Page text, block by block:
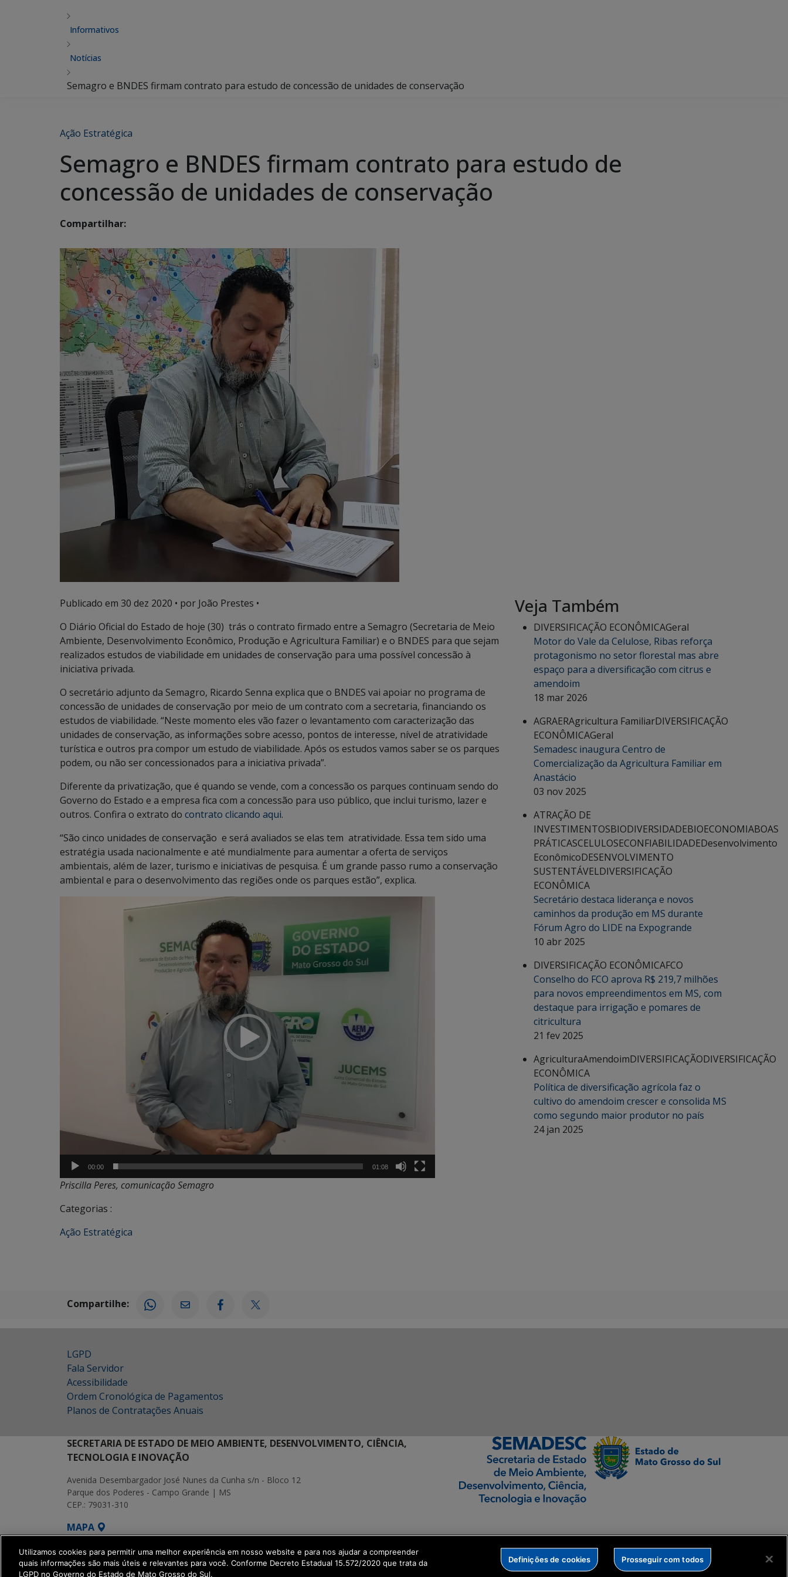
Informativos
Notícias
Semagro e BNDES firmam contrato para estudo de concessão de unidades de conservação
Ação Estratégica
Semagro e BNDES firmam contrato para estudo de
concessão de unidades de conservação
Compartilhar:
Publicado em 30 dez 2020 • por João Prestes •
O Diário Oficial do Estado de hoje (30) trás o contrato firmado entre a Semagro (Secretaria de Meio
Ambiente, Desenvolvimento Econômico, Produção e Agricultura Familiar) e o BNDES para que sejam
realizados estudos de viabilidade em unidades de conservação para uma possível concessão à
iniciativa privada.
O secretário adjunto da Semagro, Ricardo Senna explica que o BNDES vai apoiar no programa de
concessão de unidades de conservação por meio de um contrato com a secretaria, financiando os
estudos de viabilidade. “Neste momento eles vão fazer o levantamento com caracterização das
unidades de conservação, as informações sobre acesso, pontos de interesse, nível de atratividade
turística e outros pra compor um estudo de viabilidade. Após os estudos vamos saber se os parques
podem, ou não ser concessionados para a iniciativa privada”.
Diferente da privatização, que é quando se vende, com a concessão os parques continuam sendo do
Governo do Estado e a empresa fica com a concessão para uso público, que inclui turismo, lazer e
outros. Confira o extrato do contrato clicando aqui.
“São cinco unidades de conservação e será avaliados se elas tem atratividade. Essa tem sido uma
estratégia usada nacionalmente e até mundialmente para aumentar a oferta de serviços
ambientais, além de lazer, turismo e iniciativas de pesquisa. É um grande passo rumo a conservação
ambiental e para o desenvolvimento das regiões onde os parques estão”, explica.
00:00 01:08
Priscilla Peres, comunicação Semagro
Categorias :
Ação Estratégica
Veja Também
DIVERSIFICAÇÃO ECONÔMICAGeral
Motor do Vale da Celulose, Ribas reforça
protagonismo no setor florestal mas abre
espaço para a diversificação com citrus e
amendoim
18 mar 2026
AGRAERAgricultura FamiliarDIVERSIFICAÇÃO
ECONÔMICAGeral
Semadesc inaugura Centro de
Comercialização da Agricultura Familiar em
Anastácio
03 nov 2025
ATRAÇÃO DE
INVESTIMENTOSBIODIVERSIDADEBIOECONOMIABOAS
PRÁTICASCELULOSECONFIABILIDADEDesenvolvimento
EconômicoDESENVOLVIMENTO
SUSTENTÁVELDIVERSIFICAÇÃO
ECONÔMICA
Secretário destaca liderança e novos
caminhos da produção em MS durante
Fórum Agro do LIDE na Expogrande
10 abr 2025
DIVERSIFICAÇÃO ECONÔMICAFCO
Conselho do FCO aprova R$ 219,7 milhões
para novos empreendimentos em MS, com
destaque para irrigação e pomares de
citricultura
21 fev 2025
AgriculturaAmendoimDIVERSIFICAÇÃODIVERSIFICAÇÃO
ECONÔMICA
Política de diversificação agrícola faz o
cultivo do amendoim crescer e consolida MS
como segundo maior produtor no país
24 jan 2025
Compartilhe:
LGPD
Fala Servidor
Acessibilidade
Ordem Cronológica de Pagamentos
Planos de Contratações Anuais
SECRETARIA DE ESTADO DE MEIO AMBIENTE, DESENVOLVIMENTO, CIÊNCIA,
TECNOLOGIA E INOVAÇÃO
Avenida Desembargador José Nunes da Cunha s/n - Bloco 12
Parque dos Poderes - Campo Grande | MS
CEP.: 79031-310
MAPA
SETDIG | Secretaria-Executiva de Transformação Digital
Utilizamos cookies para permitir uma melhor experiência em nosso website e para nos ajudar a compreender
quais informações são mais úteis e relevantes para você. Conforme Decreto Estadual 15.572/2020 que trata da
LGPD no Governo do Estado de Mato Grosso do Sul.
Definições de cookies Prosseguir com todos